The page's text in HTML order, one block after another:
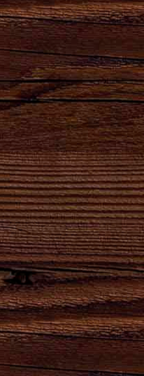
продукт
высшего
для
хлеба и
кваса.
Сила
удара
твоего
сердца!
16-50